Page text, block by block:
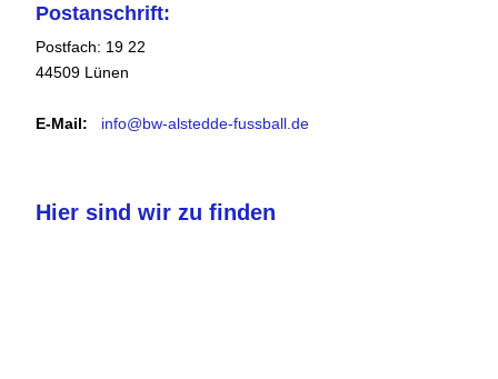
Postanschrift:
Postfach: 19 22
44509 Lünen
E-Mail: info@bw-alstedde-fussball.de
Hier sind wir zu finden